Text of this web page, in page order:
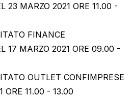
23 MARZO 2021 ORE 11.00 -
FINANCE
17 MARZO 2021 ORE 09.00 -
OUTLET CONFIMPRESE
ORE 11.00 - 13.00